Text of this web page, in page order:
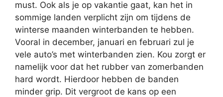
must. Ook als je op vakantie gaat, kan het in
sommige landen verplicht zijn om tijdens de
winterse maanden winterbanden te hebben.
Vooral in december, januari en februari zul je
vele auto’s met winterbanden zien. Kou zorgt er
namelijk voor dat het rubber van zomerbanden
hard wordt. Hierdoor hebben de banden
minder grip. Dit vergroot de kans op een